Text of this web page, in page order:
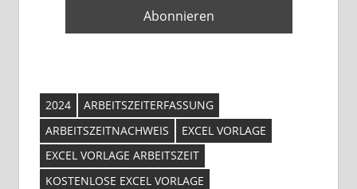
2024
ARBEITSZEITERFASSUNG
ARBEITSZEITNACHWEIS
EXCEL VORLAGE
EXCEL VORLAGE ARBEITSZEIT
KOSTENLOSE EXCEL VORLAGE